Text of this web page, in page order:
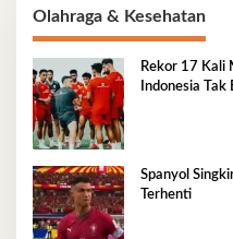
Olahraga & Kesehatan
Rekor 17 Kali
Indonesia Tak
Spanyol
Terhenti